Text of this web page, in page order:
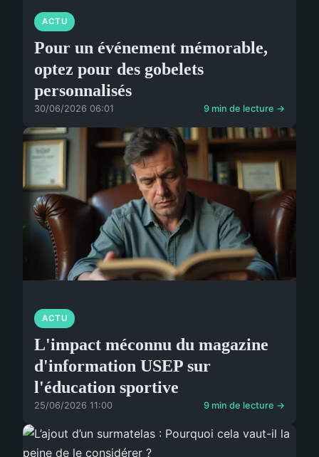
ACTU
Pour un événement mémorable,
optez pour des gobelets
personnalisés
30/06/2026 06:01 9 min de lecture →
ACTU
L'impact méconnu du magazine
d'information USEP sur
l'éducation sportive
25/06/2026 11:00 9 min de lecture →